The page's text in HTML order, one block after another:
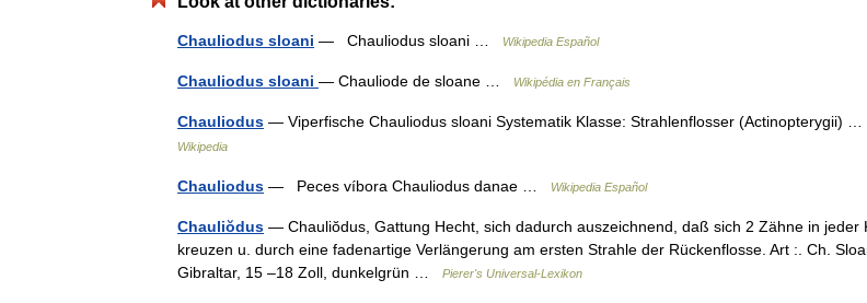
Chauliodus sloani — Chauliodus sloani … Wikipedia Español
Chauliodus sloani — Chauliode de sloane … Wikipédia en Français
Chauliodus — Viperfische Chauliodus sloani Systematik Klasse: Strahlenflosser (Actinopterygii) …
Wikipedia
Chauliodus — Peces víbora Chauliodus danae … Wikipedia Español
Chauliŏdus — Chauliŏdus, Gattung Hecht, sich dadurch auszeichnend, daß sich 2 Zähne in jeder
kreuzen u. durch eine fadenartige Verlängerung am ersten Strahle der Rückenflosse. Art :. Ch.
Gibraltar, 15 –18 Zoll, dunkelgrün …
Pierer's Universal-Lexikon